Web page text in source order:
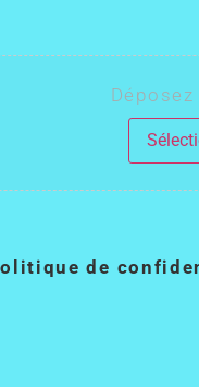
de